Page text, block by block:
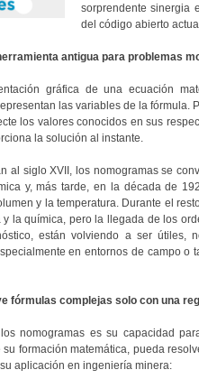
sorprendente sinergia
del código abierto
antigua para problemas
gráfica de una ecuación
las variables de la fórmula.
los valores conocidos en sus
la solución al instante.
al siglo XVII, los nomogramas se
y, más tarde, en la década de
y la temperatura. Durante el
la química, pero la llegada de los
están volviendo a ser útiles,
en entornos de campo
fórmulas complejas solo con una
nomogramas es su capacidad
formación matemática, pueda
aplicación en ingeniería minera: